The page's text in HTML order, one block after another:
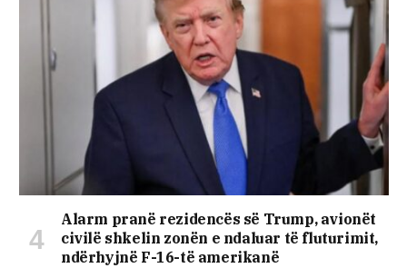
Alarm pranë rezidencës së Trump, avionët
civilë shkelin zonën e ndaluar të fluturimit,
ndërhyjnë F-16-të amerikanë